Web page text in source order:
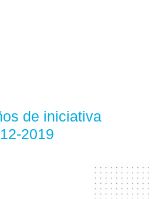
de iniciativa
2019